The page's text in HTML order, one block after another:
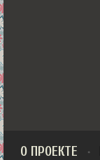
О ПРОЕКТЕ